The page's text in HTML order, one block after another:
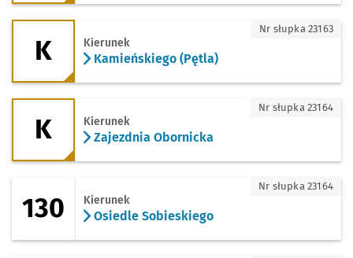
K - kierunek Kamieńskiego (Pętla)
K Kierunek
Kamieńskiego (Pętla)
Nr słupka 23163
K - kierunek Zajezdnia Obornicka
K Kierunek
Zajezdnia Obornicka
Nr słupka 23164
130 - kierunek Osiedle Sobieskiego
130 Kierunek
Osiedle Sobieskiego
Nr słupka 23164